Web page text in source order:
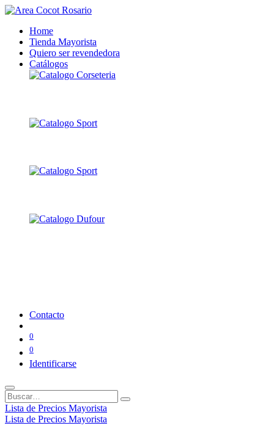
Home
Tienda Mayorista
Quiero ser revendedora
Catálogos
Contacto
0
0
Identificarse
Lista de Precios Mayorista
Lista de Precios Mayorista